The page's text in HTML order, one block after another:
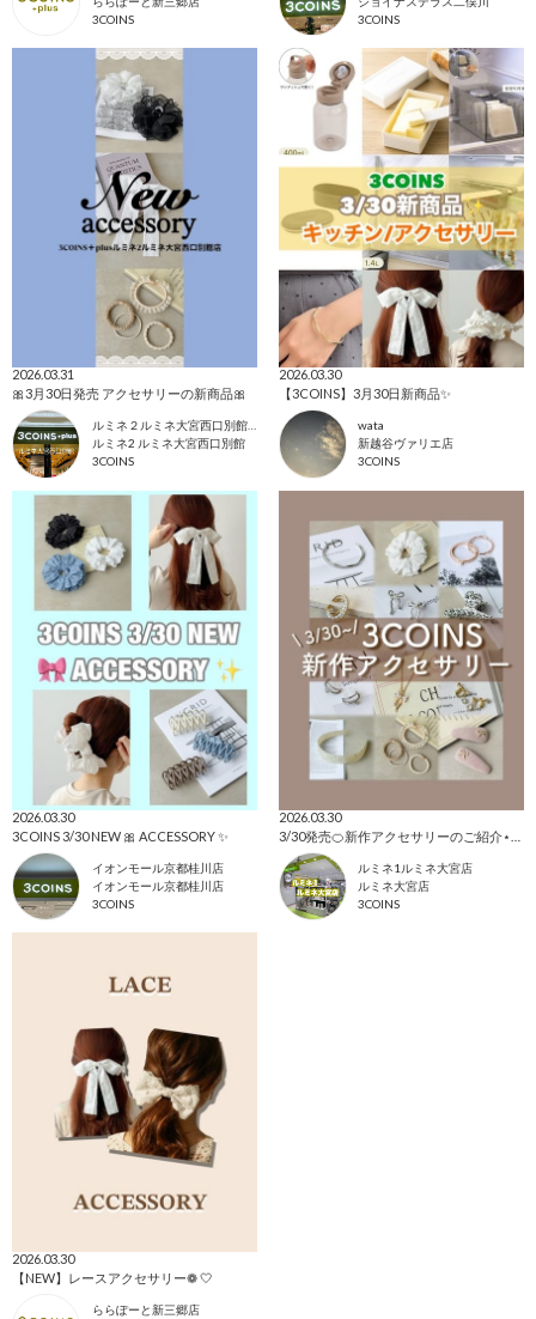
3COINS
3COINS
2026.03.31
🎀3月30日発売 アクセサリーの新商品🎀
ルミネ２ルミネ大宮西口別館店
ルミネ2 ルミネ大宮西口別館
3COINS
2026.03.30
【3COINS】3月30日新商品✨
wata
新越谷ヴァリエ店
3COINS
2026.03.30
3COINS 3/30 NEW 🎀 ACCESSORY ✨
イオンモール京都桂川店
イオンモール京都桂川店
3COINS
2026.03.30
ルミネ1ルミネ大宮店
ルミネ大宮店
3COINS
2026.03.30
【NEW】レースアクセサリー❁︎ 🤍
ららぽーと新三郷店